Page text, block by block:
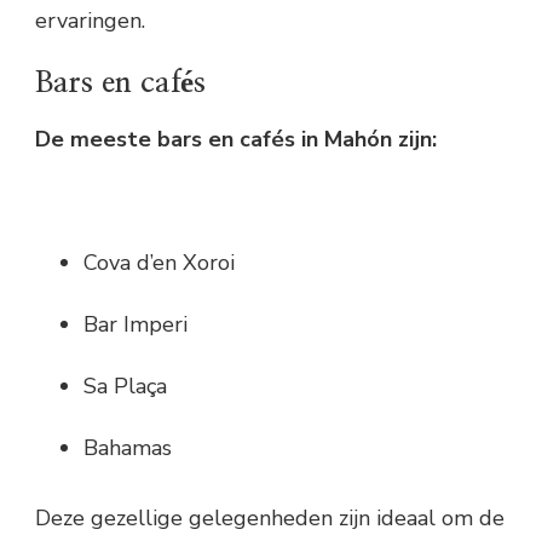
ervaringen.
Bars en cafés
De meeste bars en cafés in Mahón zijn:
Cova d’en Xoroi
Bar Imperi
Sa Plaça
Bahamas
Deze gezellige gelegenheden zijn ideaal om de